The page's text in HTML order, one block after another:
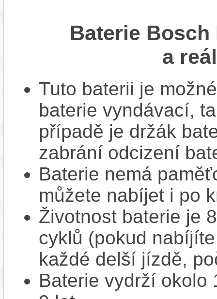
Baterie Bosch
a
Tuto baterii je
baterie vyndávací,
případě je držák
zabrání odcizení
Baterie nemá
můžete nabíjet i po
Životnost baterie je
cyklů (pokud
každé delší jízdě,
Baterie vydrží okolo